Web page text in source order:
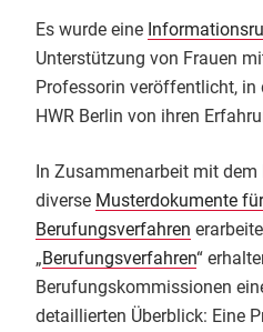
Es wurde eine
Unterstützung von Frauen
Professorin veröffentlicht, in
HWR Berlin von ihren
In Zusammenarbeit mit
diverse Musterdokumente für
Berufungsverfahren
„Berufungsverfahren“
Berufungskommissionen
detaillierten Überblick: Eine